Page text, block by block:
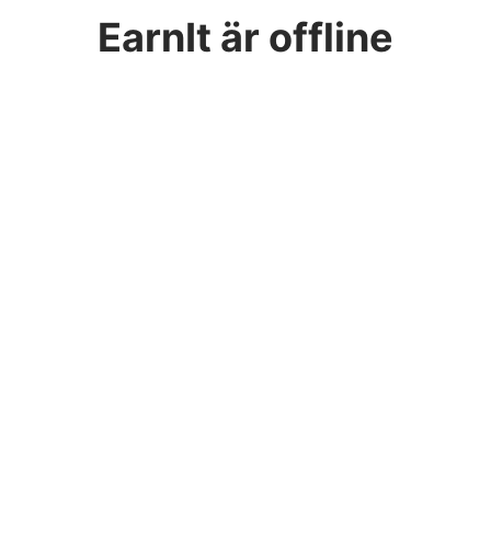
EarnIt är offline